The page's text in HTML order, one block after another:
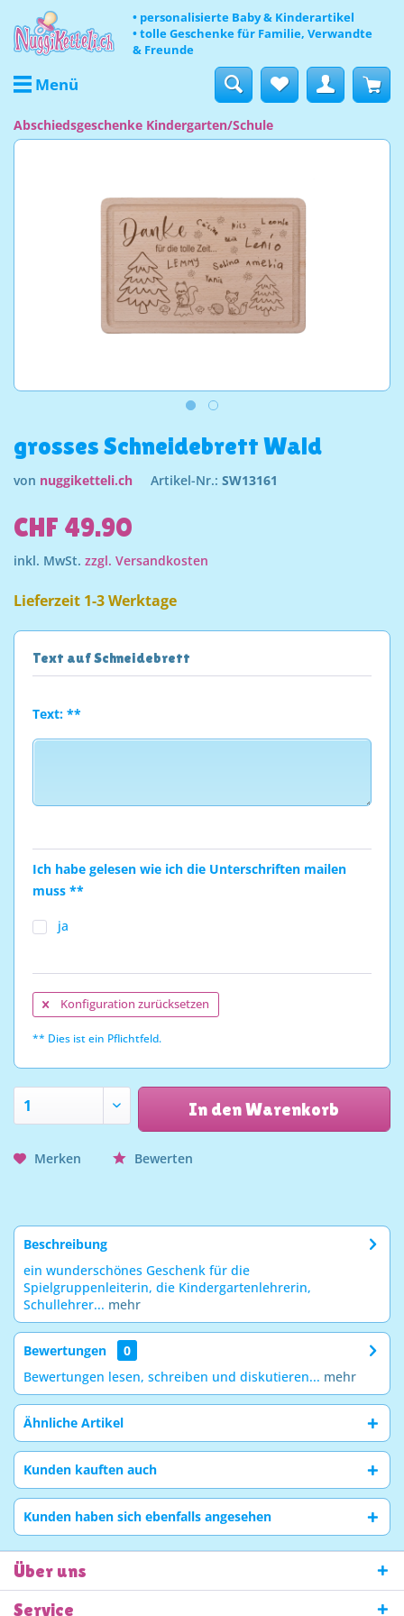
• personalisierte Baby & Kinderartikel
• tolle Geschenke für Familie, Verwandte
& Freunde
Menü
Abschiedsgeschenke Kindergarten/Schule
grosses Schneidebrett Wald
von nuggiketteli.ch Artikel-Nr.: SW13161
CHF 49.90
inkl. MwSt. zzgl. Versandkosten
Lieferzeit 1-3 Werktage
Text auf Schneidebrett
Text: **
Ich habe gelesen wie ich die Unterschriften mailen
muss **
ja
Konfiguration zurücksetzen
** Dies ist ein Pflichtfeld.
In den Warenkorb
Merken Bewerten
Beschreibung
ein wunderschönes Geschenk für die
Spielgruppenleiterin, die Kindergartenlehrerin,
Schullehrer... mehr
Bewertungen
0
Bewertungen lesen, schreiben und diskutieren... mehr
Ähnliche Artikel
Kunden kauften auch
Kunden haben sich ebenfalls angesehen
Über uns
Service